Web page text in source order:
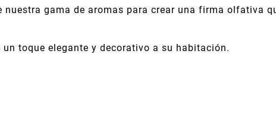
gama de aromas para crear una firma olfativa
toque elegante y decorativo a su habitación.